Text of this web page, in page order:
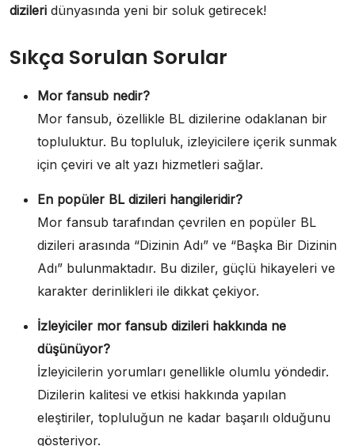
dizileri dünyasında yeni bir soluk getirecek!
Sıkça Sorulan Sorular
Mor fansub nedir?
Mor fansub, özellikle BL dizilerine odaklanan bir
topluluktur. Bu topluluk, izleyicilere içerik sunmak
için çeviri ve alt yazı hizmetleri sağlar.
En popüler BL dizileri hangileridir?
Mor fansub tarafından çevrilen en popüler BL
dizileri arasında “Dizinin Adı” ve “Başka Bir Dizinin
Adı” bulunmaktadır. Bu diziler, güçlü hikayeleri ve
karakter derinlikleri ile dikkat çekiyor.
İzleyiciler mor fansub dizileri hakkında ne
düşünüyor?
İzleyicilerin yorumları genellikle olumlu yöndedir.
Dizilerin kalitesi ve etkisi hakkında yapılan
eleştiriler, topluluğun ne kadar başarılı olduğunu
gösteriyor.